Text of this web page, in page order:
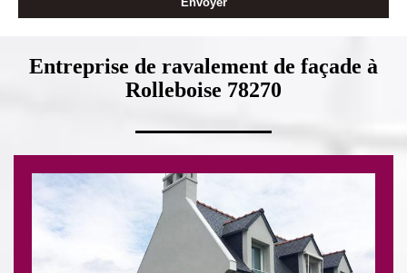
Entreprise de ravalement de façade à
Rolleboise 78270